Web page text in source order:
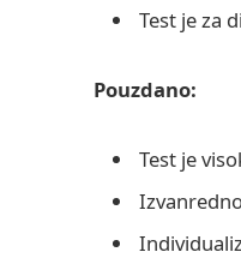
Test je za
Pouzdano:
Test je